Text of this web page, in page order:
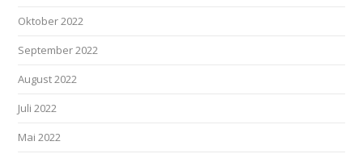
Oktober 2022
September 2022
August 2022
Juli 2022
Mai 2022